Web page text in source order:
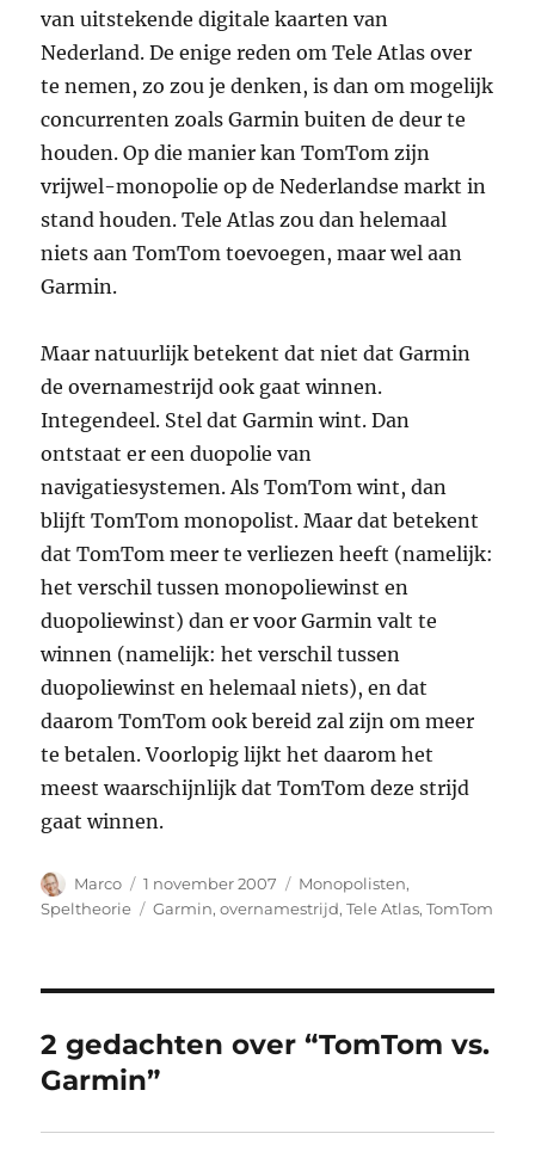
van uitstekende digitale kaarten van
Nederland. De enige reden om Tele Atlas over
te nemen, zo zou je denken, is dan om mogelijk
concurrenten zoals Garmin buiten de deur te
houden. Op die manier kan TomTom zijn
vrijwel-monopolie op de Nederlandse markt in
stand houden. Tele Atlas zou dan helemaal
niets aan TomTom toevoegen, maar wel aan
Garmin.
Maar natuurlijk betekent dat niet dat Garmin
de overnamestrijd ook gaat winnen.
Integendeel. Stel dat Garmin wint. Dan
ontstaat er een duopolie van
navigatiesystemen. Als TomTom wint, dan
blijft TomTom monopolist. Maar dat betekent
dat TomTom meer te verliezen heeft (namelijk:
het verschil tussen monopoliewinst en
duopoliewinst) dan er voor Garmin valt te
winnen (namelijk: het verschil tussen
duopoliewinst en helemaal niets), en dat
daarom TomTom ook bereid zal zijn om meer
te betalen. Voorlopig lijkt het daarom het
meest waarschijnlijk dat TomTom deze strijd
gaat winnen.
Auteur
Marco
Geplaatst
op
1 november 2007 Categorieën
Monopolisten,
Speltheorie
Tags
Garmin,overnamestrijd,Tele Atlas,TomTom
2 gedachten over “TomTom vs.
Garmin”